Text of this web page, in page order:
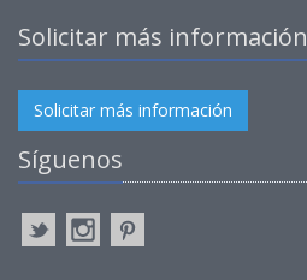
Solicitar más información
Solicitar más información
Síguenos